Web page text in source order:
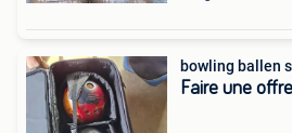
bowling ballen
Faire une offre